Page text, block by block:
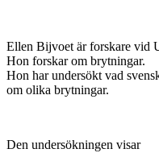
Ellen Bijvoet är forskare vid
Hon forskar om brytningar.
Hon har undersökt vad
om olika brytningar.
Den undersökningen visar